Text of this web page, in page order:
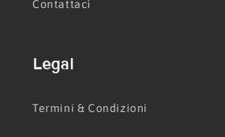
Contattaci
Legal
Termini & Condizioni